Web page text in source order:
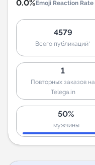
0.0%Emoji Reaction Rate
4579
Всего публикаций*
1
Повторных заказов на
Telega.in
50%
мужчины